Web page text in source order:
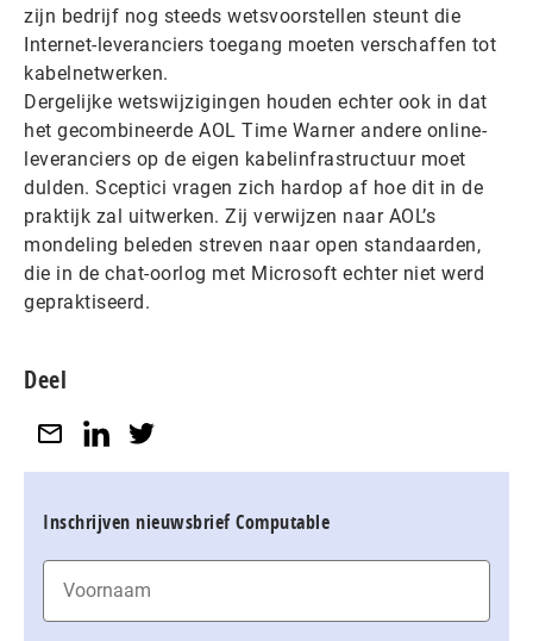
zijn bedrijf nog steeds wetsvoorstellen steunt die
Internet-leveranciers toegang moeten verschaffen tot
kabelnetwerken.
Dergelijke wetswijzigingen houden echter ook in dat
het gecombineerde AOL Time Warner andere online-
leveranciers op de eigen kabelinfrastructuur moet
dulden. Sceptici vragen zich hardop af hoe dit in de
praktijk zal uitwerken. Zij verwijzen naar AOL’s
mondeling beleden streven naar open standaarden,
die in de chat-oorlog met Microsoft echter niet werd
gepraktiseerd.
Deel
Inschrijven nieuwsbrief Computable